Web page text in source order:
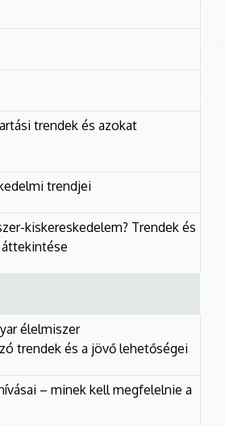
trendek és azokat
trendjei
kiskereskedelem? Trendek és
élelmiszer
trendek és a jövő lehetőségei
– minek kell megfelelnie a